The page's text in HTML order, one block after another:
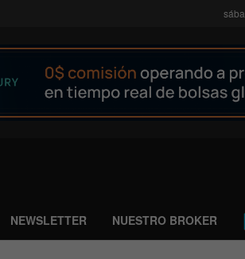
NEWSLETTER NUESTRO BROKER